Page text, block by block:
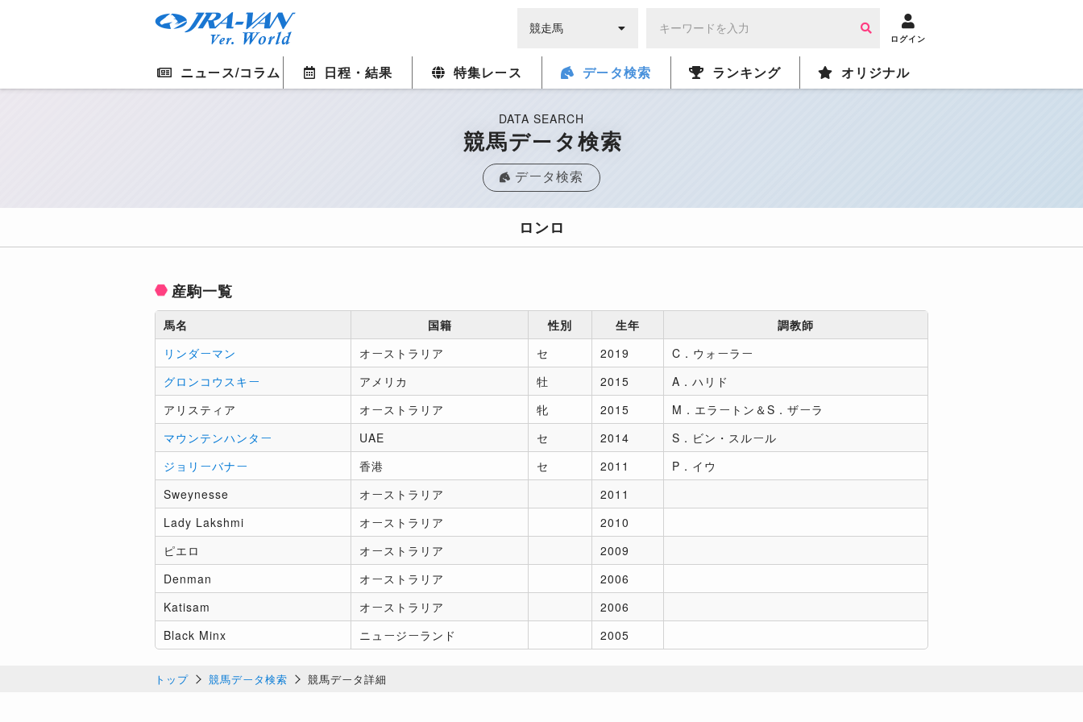
ログイン
ニュース/コラム 日程・結果 特集レース データ検索 ランキング オリジナル
DATA SEARCH
競馬データ検索
データ検索
ロンロ
産駒一覧
馬名 国籍 性別 生年
調教師
リンダーマン
オーストラリア セ 2019
C．ウォーラー
グロンコウスキー
アメリカ 牡 2015
A．ハリド
アリスティア
オーストラリア 牝 2015
M．エラートン＆S．ザーラ
マウンテンハンター
UAE セ 2014
S．ビン・スルール
ジョリーバナー
香港 セ 2011
P．イウ
Sweynesse
オーストラリア
2011
Lady Lakshmi
オーストラリア
2010
ピエロ
オーストラリア
2009
Denman
オーストラリア
2006
Katisam
オーストラリア
2006
Black Minx
ニュージーランド 2005
トップ 競馬データ検索 競馬データ詳細